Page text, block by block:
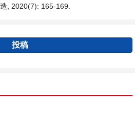
, 2020(7): 165-169.
投稿